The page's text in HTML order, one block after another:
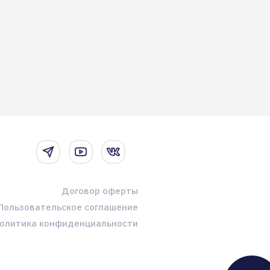
Договор оферты
соглашение
конфиденциальности